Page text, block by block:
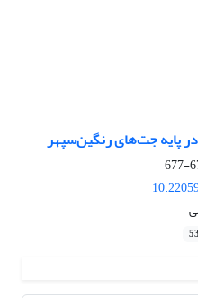
پایه جت‌های رنگین‌سپهر